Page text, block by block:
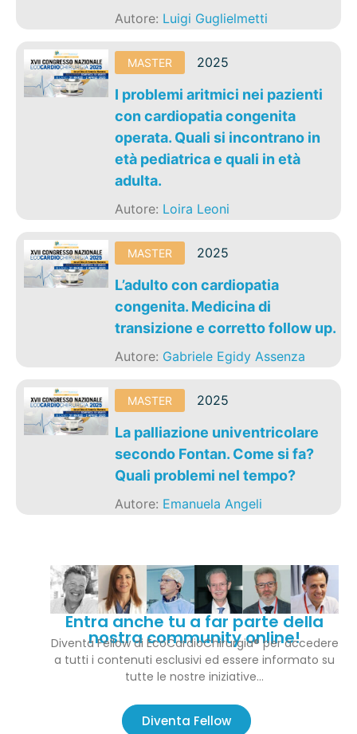
Autore: Luigi Guglielmetti
MASTER 2025
I problemi aritmici nei pazienti
con cardiopatia congenita
operata. Quali si incontrano in
età pediatrica e quali in età
adulta.
Autore: Loira Leoni
MASTER 2025
L’adulto con cardiopatia
congenita. Medicina di
transizione e corretto follow up.
Autore: Gabriele Egidy Assenza
MASTER 2025
La palliazione univentricolare
secondo Fontan. Come si fa?
Quali problemi nel tempo?
Autore: Emanuela Angeli
Entra anche tu a far parte della
nostra community online!
Diventa Fellow di EcoCardioChirurgia® per accedere
a tutti i contenuti esclusivi ed essere informato su
tutte le nostre iniziative…
Diventa Fellow